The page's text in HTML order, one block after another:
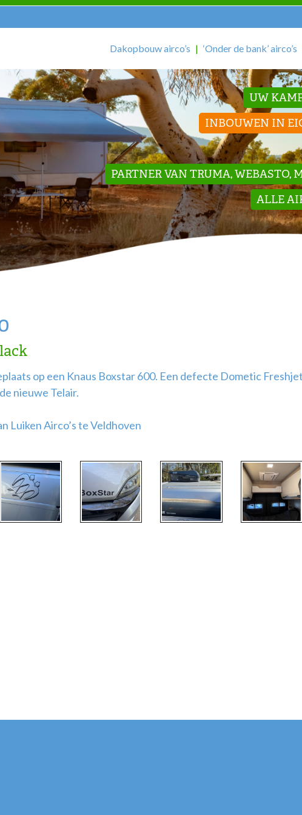
Dakopbouw airco’s ‘Onder de bank’ airco’s
UW
INBOUWEN IN
PARTNER VAN TRUMA, WEBASTO,
ALLE
op een Knaus Boxstar 600. Een defecte Dometic
nieuwe Telair.
Luiken Airco’s te Veldhoven